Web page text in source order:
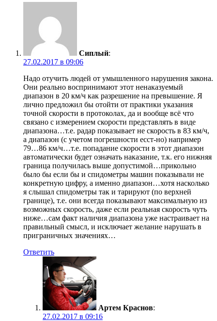
Сиплый:
27.02.2017 в 09:06
Надо отучить людей от умышленного нарушения закона.
Они реально воспринимают этот ненаказуемый
диапазон в 20 км/ч как разрешение на превышение. Я
лично предложил бы отойти от практики указания
точной скорости в протоколах, да и вообще всё что
связано с измерением скорости представлять в виде
диапазона…т.е. радар показывает не скорость в 83 км/ч,
а диапазон (с учетом погрешности есст-но) например
79…86 км/ч…т.е. попадание скорости в этот диапазон
автоматически будет означать наказание, т.к. его нижняя
граница получилась выше допустимой…прикольно
было бы если бы и спидометры машин показывали не
конкретную цифру, а именно диапазон…хотя насколько
я слышал спидометры так и тарируют (по верхней
границе), т.е. они всегда показывают максимальную из
возможных скорость, даже если реальная скорость чуть
ниже…сам факт наличия диапазона уже настраивает на
правильный смысл, и исключает желание нарушать в
приграничных значениях…
Ответить
Артем Краснов:
27.02.2017 в 09:16